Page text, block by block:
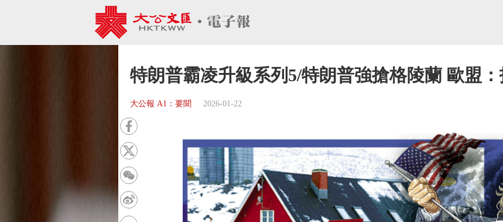
特朗普霸凌升級系列5/特朗普強搶格陵蘭 歐盟
大公報 A1：要聞 2026-01-22